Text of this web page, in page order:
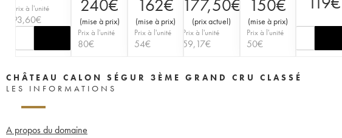
Prix à l'unité
93,60€
240€
(mise à prix)
Prix à l'unité
80€
162€
(mise à prix)
Prix à l'unité
54€
177,50€
(prix actuel)
Prix à l'unité
59,17€
150€
(mise à prix)
Prix à l'unité
50€
CHÂTEAU CALON SÉGUR 3ÈME GRAND CRU CLASSÉ
LES INFORMATIONS
A propos du domaine